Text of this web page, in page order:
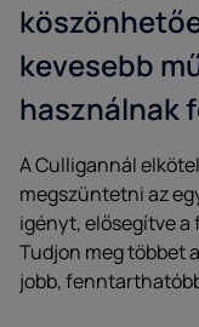
kevesebb
használnak
A Culligannál
megszüntetni az
igényt, elősegítve a
Tudjon meg többet
jobb,